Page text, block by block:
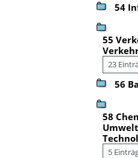
54
55
23
56
58
5